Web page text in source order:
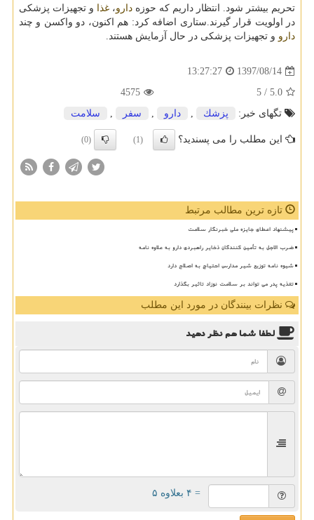
تحریم بیشتر شود. انتظار داریم كه حوزه دارو، غذا و تجهیزات پزشكی
در اولویت قرار گیرند.ستاری اضافه كرد: هم اكنون، دو واكسن و چند
دارو و تجهیزات پزشكی در حال آزمایش هستند.
1397/08/14
13:27:27
5.0
/ 5
4575
تگهای خبر:
پزشك , دارو , سفر , سلامت
این مطلب را می پسندید؟ (1)
(0)
تازه ترین مطالب مرتبط
پیشنهاد اعطای جایزه ملی خبرنگار سلامت
ضرب الاجل به تأمین کنندگان ذخایر راهبردی دارو به علاوه نامه
شیوه نامه توزیع شیر مدارس احتیاج به اصلاح دارد
تغذیه پدر می تواند بر سلامت نوزاد تاثیر بگذارد
نظرات بینندگان در مورد این مطلب
لطفا شما همنظر دهید
= ۴ بعلاوه ۵